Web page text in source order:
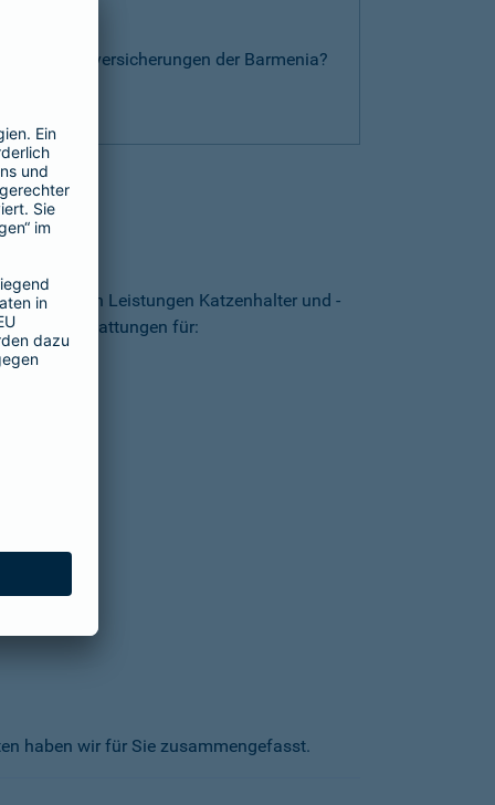
Katzenversicherungen der Barmenia?
Von welchen Leistungen Katzenhalter und -
Erstattungen für:
haben wir für Sie zusammengefasst.